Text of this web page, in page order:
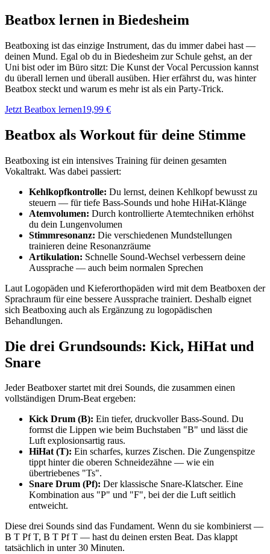
Beatbox lernen in Biedesheim
Beatboxing ist das einzige Instrument, das du immer dabei hast —
deinen Mund. Egal ob du in Biedesheim zur Schule gehst, an der
Uni bist oder im Büro sitzt: Die Kunst der Vocal Percussion kannst
du überall lernen und überall ausüben. Hier erfährst du, was hinter
Beatbox steckt und warum es mehr ist als ein Party-Trick.
Jetzt Beatbox lernen19,99 €
Beatbox als Workout für deine Stimme
Beatboxing ist ein intensives Training für deinen gesamten
Vokaltrakt. Was dabei passiert:
Kehlkopfkontrolle: Du lernst, deinen Kehlkopf bewusst zu
steuern — für tiefe Bass-Sounds und hohe HiHat-Klänge
Atemvolumen: Durch kontrollierte Atemtechniken erhöhst
du dein Lungenvolumen
Stimmresonanz: Die verschiedenen Mundstellungen
trainieren deine Resonanzräume
Artikulation: Schnelle Sound-Wechsel verbessern deine
Aussprache — auch beim normalen Sprechen
Laut Logopäden und Kieferorthopäden wird mit dem Beatboxen der
Sprachraum für eine bessere Aussprache trainiert. Deshalb eignet
sich Beatboxing auch als Ergänzung zu logopädischen
Behandlungen.
Die drei Grundsounds: Kick, HiHat und
Snare
Jeder Beatboxer startet mit drei Sounds, die zusammen einen
vollständigen Drum-Beat ergeben:
Kick Drum (B): Ein tiefer, druckvoller Bass-Sound. Du
formst die Lippen wie beim Buchstaben "B" und lässt die
Luft explosionsartig raus.
HiHat (T): Ein scharfes, kurzes Zischen. Die Zungenspitze
tippt hinter die oberen Schneidezähne — wie ein
übertriebenes "Ts".
Snare Drum (Pf): Der klassische Snare-Klatscher. Eine
Kombination aus "P" und "F", bei der die Luft seitlich
entweicht.
Diese drei Sounds sind das Fundament. Wenn du sie kombinierst —
B T Pf T, B T Pf T — hast du deinen ersten Beat. Das klappt
tatsächlich in unter 30 Minuten.